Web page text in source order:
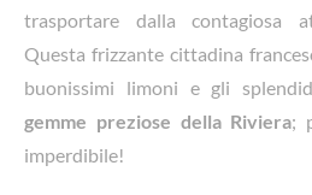
trasportare dalla contagiosa
Questa frizzante cittadina
buonissimi limoni e gli
gemme preziose della Riviera;
imperdibile!